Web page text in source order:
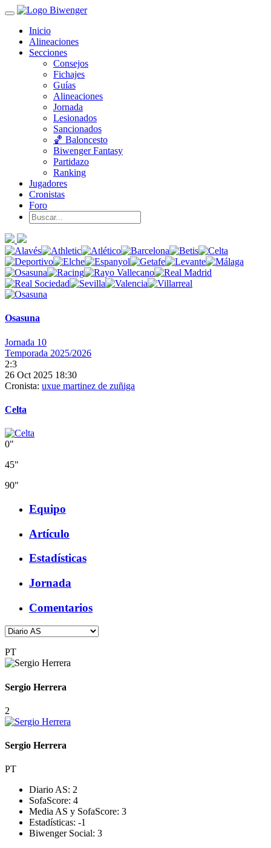
Inicio
Alineaciones
Secciones
Consejos
Fichajes
Guías
Alineaciones
Jornada
Lesionados
Sancionados
🏀 Baloncesto
Biwenger Fantasy
Partidazo
Ranking
Jugadores
Cronistas
Foro
Osasuna
Jornada 10
Temporada 2025/2026
2:3
26 Oct 2025 18:30
Cronista: uxue martinez de zuñiga
Celta
0"
45"
90"
Equipo
Artículo
Estadísticas
Jornada
Comentarios
PT
Sergio Herrera
2
Sergio Herrera
PT
Diario AS: 2
SofaScore: 4
Media AS y SofaScore: 3
Estadísticas: -1
Biwenger Social: 3